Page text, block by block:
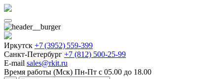
Иркутск +7 (3952) 559-399
Санкт-Петербург +7 (812) 500-25-99
E-mail sales@rkit.ru
Время работы (Мск) Пн-Пт с 05.00 до 18.00